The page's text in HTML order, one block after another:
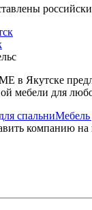
в Якутске
мебели для
спальниМебель
компанию на